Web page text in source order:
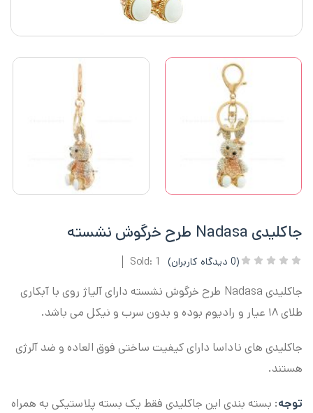
جاکلیدی Nadasa طرح خرگوش نشسته
(
0 دیدگاه کاربران) Sold: 1
جاکلیدی Nadasa طرح خرگوش نشسته دارای آلیاژ روی با آبکاری
طلای ۱۸ عیار و رادیوم بوده و بدون سرب و نیکل می باشد.
جاکلیدی های ناداسا دارای کیفیت ساختی فوق العاده و ضد آلرژی
هستند.
توجه: بسته بندی این جاکلیدی فقط یک بسته پلاستیکی به همراه